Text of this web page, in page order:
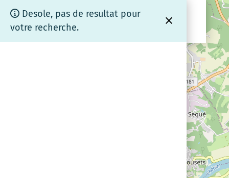
Panneau de gestion des cookies
Cartographie
coeurdebrenne .fr
Desole, pas de resultat pour
votre recherche.